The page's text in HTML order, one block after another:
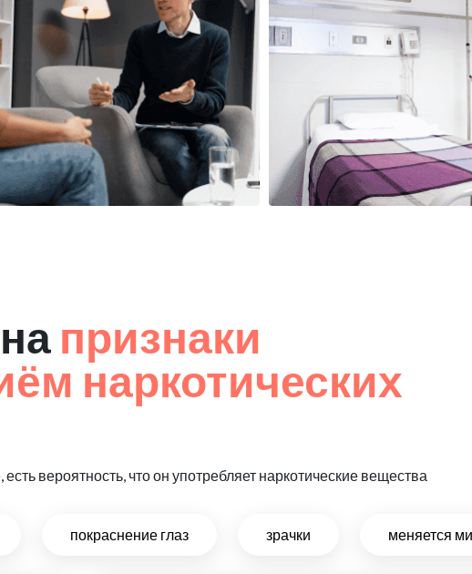
признаки
наркотических
вероятность, что он употребляет наркотические вещества
покраснение глаз зрачки меняется